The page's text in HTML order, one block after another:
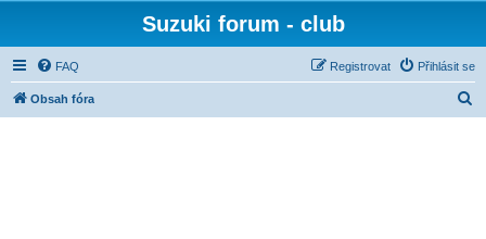
Suzuki forum - club
FAQ Přihlásit se
Registrovat
Obsah fóra